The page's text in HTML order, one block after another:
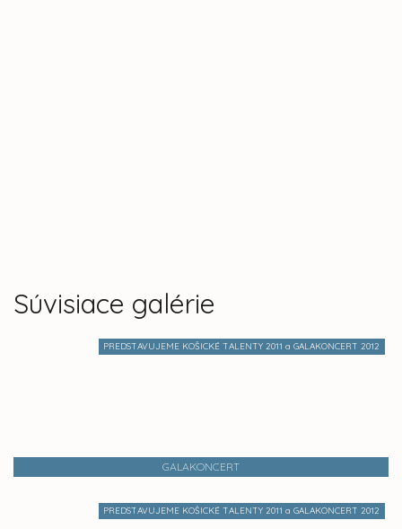
Súvisiace galérie
PREDSTAVUJEME KOŠICKÉ TALENTY 2011 a GALAKONCERT 2012
GALAKONCERT
PREDSTAVUJEME KOŠICKÉ TALENTY 2011 a GALAKONCERT 2012